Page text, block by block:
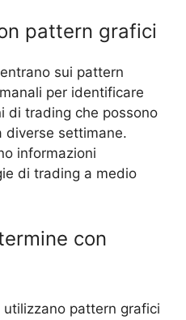
pattern grafici
sui pattern
per identificare
di trading che possono
diverse settimane.
informazioni
di trading a medio
con
pattern grafici